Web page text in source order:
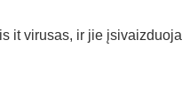
it virusas, ir jie įsivaizduoja